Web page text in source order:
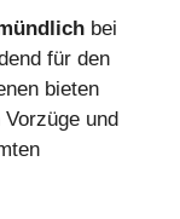
bei
für den
bieten
und